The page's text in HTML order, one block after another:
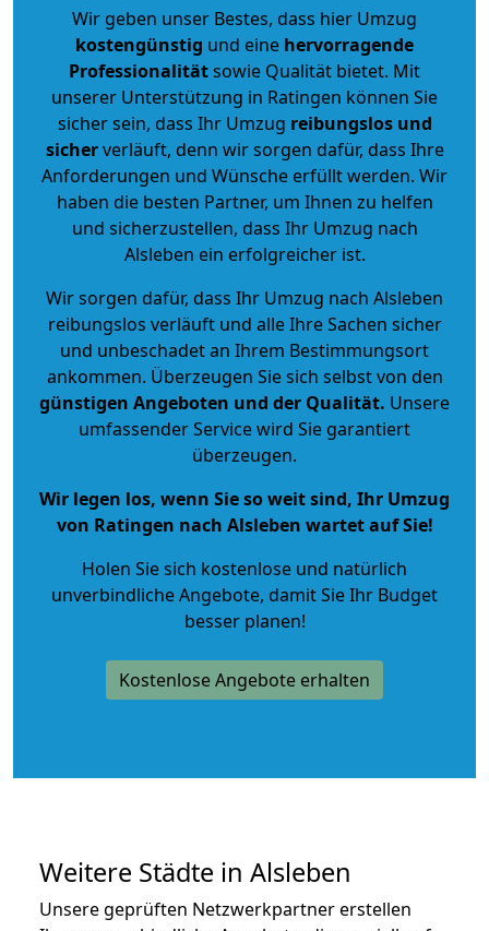
Wir geben unser Bestes, dass hier Umzug
kostengünstig und eine hervorragende
Professionalitätsowie Qualität bietet. Mit
unserer Unterstützung in Ratingen können Sie
sicher sein, dass Ihr Umzug reibungslos und
sicherverläuft, denn wir sorgen dafür, dass Ihre
Anforderungen und Wünsche erfüllt werden. Wir
haben die besten Partner, um Ihnen zu helfen
und sicherzustellen, dass Ihr Umzug nach
Alsleben ein erfolgreicher ist.
Wir sorgen dafür, dass Ihr Umzug nach Alsleben
reibungslos verläuft und alle Ihre Sachen sicher
und unbeschadet an Ihrem Bestimmungsort
ankommen. Überzeugen Sie sich selbst von den
günstigen Angeboten und der Qualität. Unsere
umfassender Service wird Sie garantiert
überzeugen.
Wir legen los, wenn Sie so weit sind, Ihr Umzug
von Ratingen nach Alsleben wartet auf Sie!
Holen Sie sich kostenlose und natürlich
unverbindliche Angebote, damit Sie Ihr Budget
besser planen!
Kostenlose Angebote erhalten
Weitere Städte in Alsleben
Unsere geprüften Netzwerkpartner erstellen